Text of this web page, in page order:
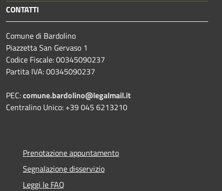
CONTATTI
Comune di Bardolino
Piazzetta San Gervaso 1
Codice Fiscale: 00345090237
Partita IVA: 00345090237
PEC:comune.bardolino@legalmail.it
Centralino Unico: +39 045 6213210
Prenotazione appuntamento
Segnalazione disservizio
Leggi le FAQ